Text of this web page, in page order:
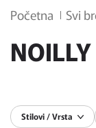
Početna Svi
Stilovi / Vrsta